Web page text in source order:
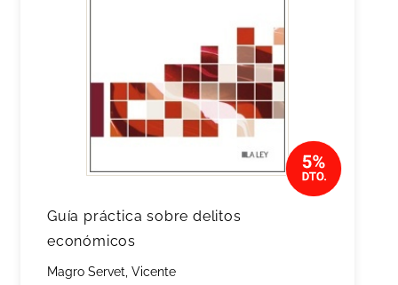
Guía práctica sobre delitos
económicos
Magro Servet, Vicente